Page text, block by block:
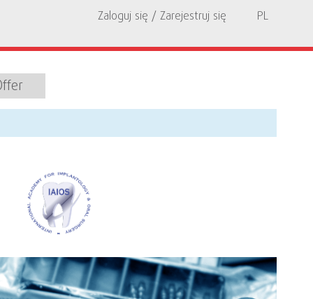
Zaloguj się / Zarejestruj się PL